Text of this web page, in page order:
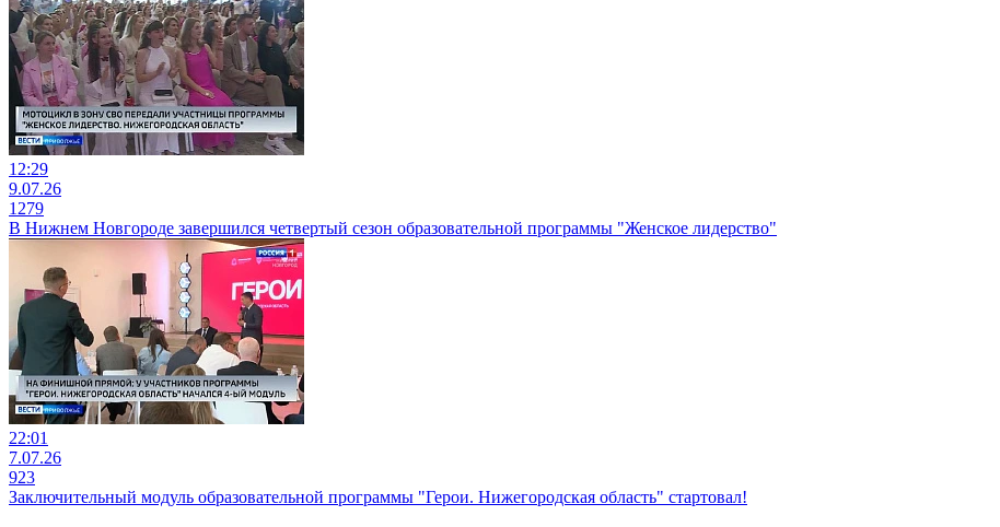
12:29
9.07.26
1279
В Нижнем Новгороде завершился четвертый сезон образовательной программы "Женское лидерство"
22:01
7.07.26
923
Заключительный модуль образовательной программы "Герои. Нижегородская область" стартовал!